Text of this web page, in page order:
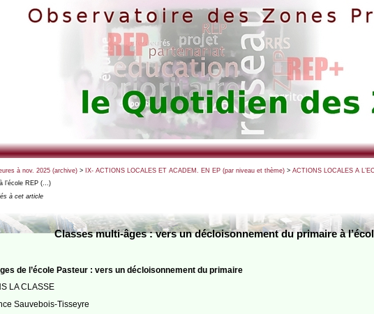
à nov. 2025 (archive)> IX- ACTIONS LOCALES ET ACADEM. EN EP (par niveau et thème)> ACTIONS LOCALES A
l’école REP (…)
à cet article
Classes multi-âges : vers un décloisonnement du primaire à
de l’école Pasteur : vers un décloisonnement du primaire
LA CLASSE
Sauvebois-Tisseyre